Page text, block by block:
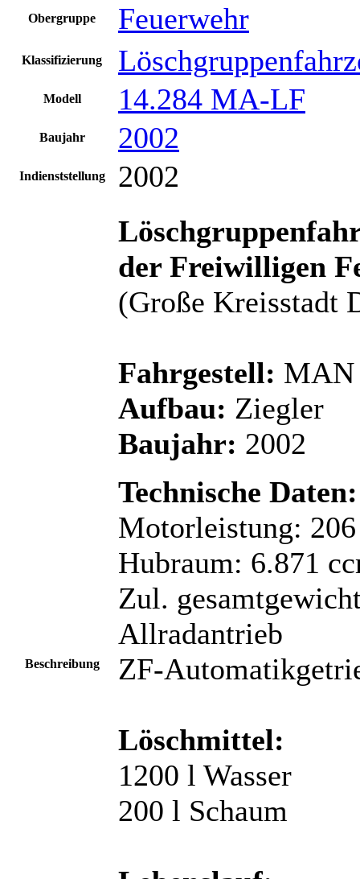
Obergruppe Feuerwehr
Klassifizierung
Modell 14.284 MA-LF
Baujahr 2002
Indienststellung 2002
Beschreibung
der Freiwilligen
(Große Kreisstadt
Fahrgestell: MAN
Aufbau: Ziegler
Baujahr: 2002
Technische Daten:
Motorleistung:
Hubraum: 6.871
Zul.
Allradantrieb
ZF-
Löschmittel:
1200 l Wasser
200 l Schaum